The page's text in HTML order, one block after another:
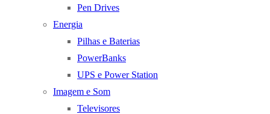
Pen Drives
Energia
Pilhas e Baterias
PowerBanks
UPS e Power Station
Imagem e Som
Televisores